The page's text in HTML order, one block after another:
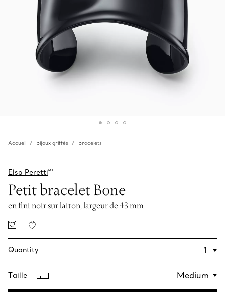
Accueil Bijoux griffés Bracelets
Elsa PerettiMD
Petit bracelet Bone
en fini noir sur laiton, largeur de 43 mm
Quantity
Taille